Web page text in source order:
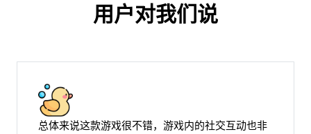
用户对我们说
总体来说这款游戏很不错，游戏内的社交互动也非